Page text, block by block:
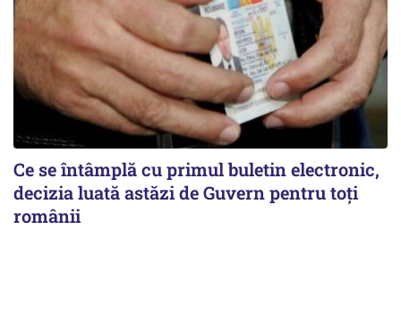
Ce se întâmplă cu primul buletin electronic,
decizia luată astăzi de Guvern pentru toți
românii